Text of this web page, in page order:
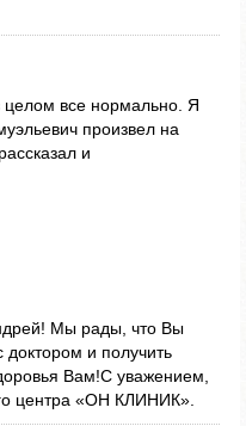
все нормально. Я
произвел на
и
Мы рады, что Вы
доктором и получить
Вам!С уважением,
центра «ОН КЛИНИК».